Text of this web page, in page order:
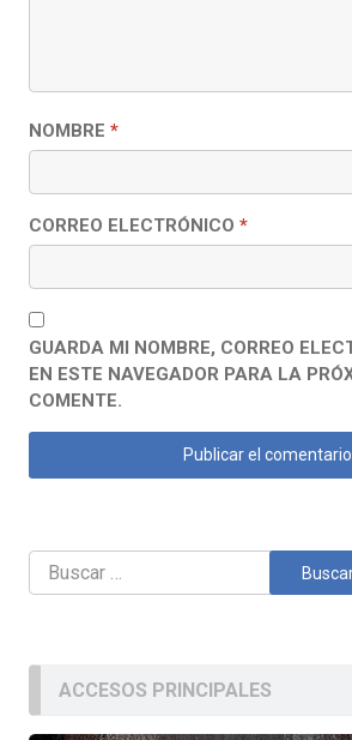
NOMBRE *
CORREO ELECTRÓNICO *
GUARDA MI NOMBRE, CORREO
EN ESTE NAVEGADOR PARA LA
COMENTE.
Buscar:
ACCESOS PRINCIPALES